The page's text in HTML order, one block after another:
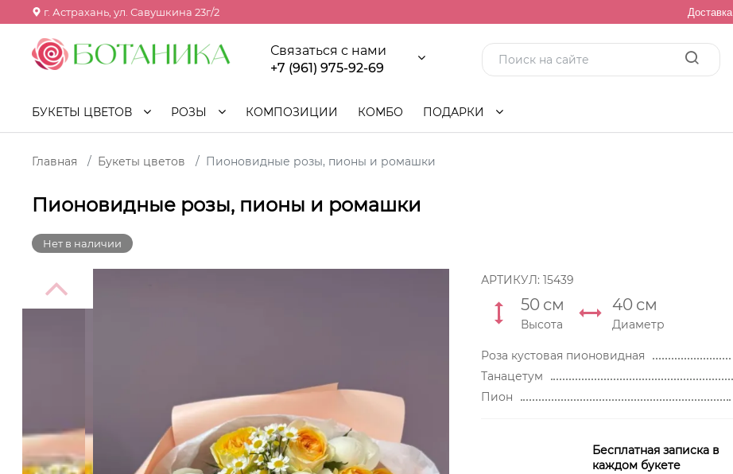
г. Астрахань, ул. Савушкина 23г/2 Доставка
Связаться с нами
+7 (961) 975-92-69
БУКЕТЫ ЦВЕТОВ РОЗЫ КОМПОЗИЦИИ КОМБО ПОДАРКИ
Главная Букеты цветов Пионовидные розы, пионы и ромашки
Пионовидные розы, пионы и ромашки
Нет в наличии
АРТИКУЛ: 15439
50 см
Высота
40 см
Диаметр
Роза кустовая пионовидная
Танацетум
Пион
Бесплатная записка в
каждом букете